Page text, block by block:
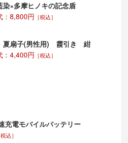
タオル
用として、海外のお客様へのお土産とし
とした贈り物に今治タオルのギフトセット
ょうか。
誇るタオルは、喜んでいただけること間
染×多摩ヒノキの記念盾
：8,800円 ［税込］
扇子(男性用) 霞引き 紺
：4,400円 ［税込］
充電モバイルバッテリー
税込］